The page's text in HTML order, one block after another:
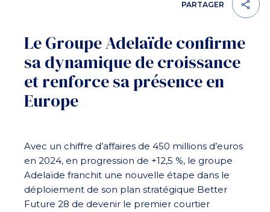
PARTAGER
Le Groupe Adelaïde confirme
sa dynamique de croissance
et renforce sa présence en
Europe
Avec un chiffre d’affaires de 450 millions d’euros
en 2024, en progression de +12,5 %, le groupe
Adelaïde franchit une nouvelle étape dans le
déploiement de son plan stratégique Better
Future 28 de devenir le premier courtier